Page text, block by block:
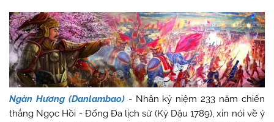
Ngàn Hương (Danlambao)- Nhân kỷ niệm 233 năm chiến
thắng Ngọc Hồi - Đống Đa lịch sử (Kỷ Dậu 1789), xin nói về ý